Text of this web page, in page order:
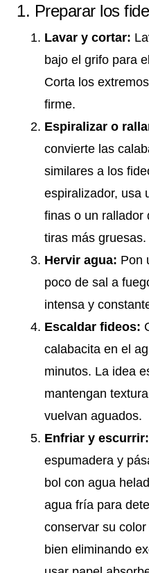
1. Preparar los
Lavar y cortar:
bajo el grifo para
Corta los
firme.
Espiralizar o
convierte las
similares a los
espiralizador, usa
finas o un rallador
tiras más gruesas.
Hervir agua: Pon
poco de sal a
intensa y
Escaldar fideos:
calabacita en el
minutos. La idea
mantengan
vuelvan aguados.
Enfriar y escurrir:
espumadera y
bol con agua
agua fría para
conservar su
bien eliminando